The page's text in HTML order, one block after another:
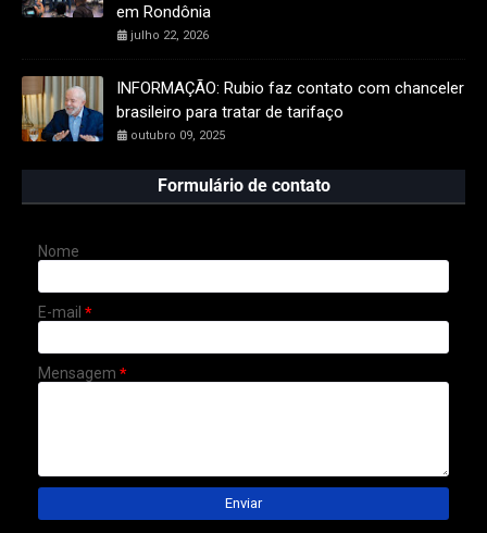
em Rondônia
julho 22, 2026
INFORMAÇÃO: Rubio faz contato com chanceler
brasileiro para tratar de tarifaço
outubro 09, 2025
Formulário de contato
Nome
E-mail *
Mensagem *